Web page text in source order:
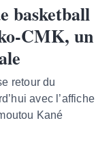
basketball
CMK, un
retour du
avec l’affiche
Kané